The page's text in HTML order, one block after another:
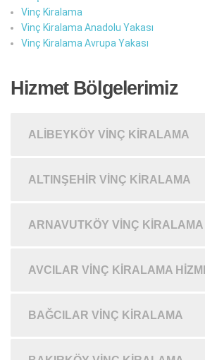
Vinç Kiralama
Vinç Kiralama Anadolu Yakası
Vinç Kiralama Avrupa Yakası
Hizmet Bölgelerimiz
ALIBEYKÖY VINÇ KIRALAMA
ALTINŞEHIR VINÇ KIRALAMA
ARNAVUTKÖY VINÇ KIRALAMA
AVCILAR VINÇ KIRALAMA
BAĞCILAR VINÇ KIRALAMA